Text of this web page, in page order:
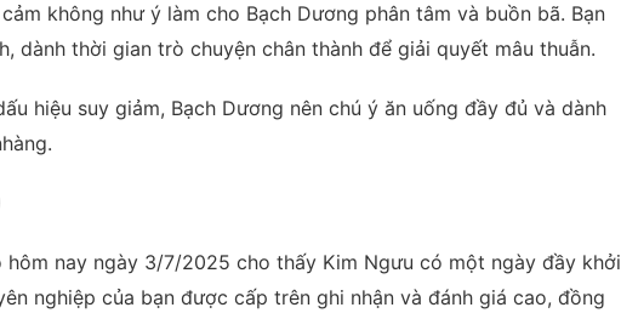
không như ý làm cho Bạch Dương phân tâm và buồn bã. Bạn
dành thời gian trò chuyện chân thành để giải quyết mâu thuẫn.
hiệu suy giảm, Bạch Dương nên chú ý ăn uống đầy đủ và dành
hôm nay ngày 3/7/2025 cho thấy Kim Ngưu có một ngày đầy khởi
nghiệp của bạn được cấp trên ghi nhận và đánh giá cao, đồng